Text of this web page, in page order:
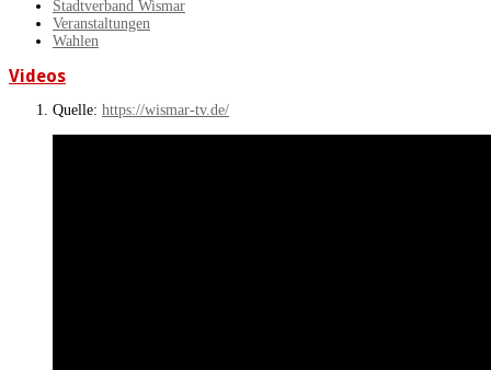
Stadtverband Wismar
Veranstaltungen
Wahlen
Videos
Quelle: https://wismar-tv.de/